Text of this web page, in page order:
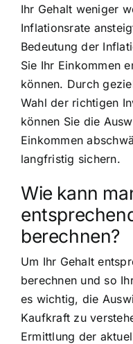
Ihr Gehalt weniger
Inflationsrate
Bedeutung der
Sie Ihr Einkommen
können. Durch
Wahl der richtigen
können Sie die
Einkommen
langfristig sichern.
Wie kann
berechnen?
Um Ihr Gehalt
berechnen und so
es wichtig, die
Kaufkraft zu
Ermittlung der